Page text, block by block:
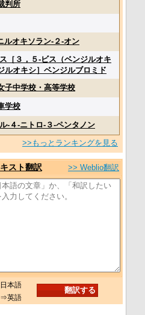
判所
ルオキソラン‐２‐オン
［３，５‐ビス（ベンジルオキ
ルオキシ］ベンジルブロミド
子中学校・高等学校
学校
‐４‐ニトロ‐３‐ペンタノン
>>もっとランキングを見る
スト翻訳 >> Weblio翻訳
本語
⇒英語